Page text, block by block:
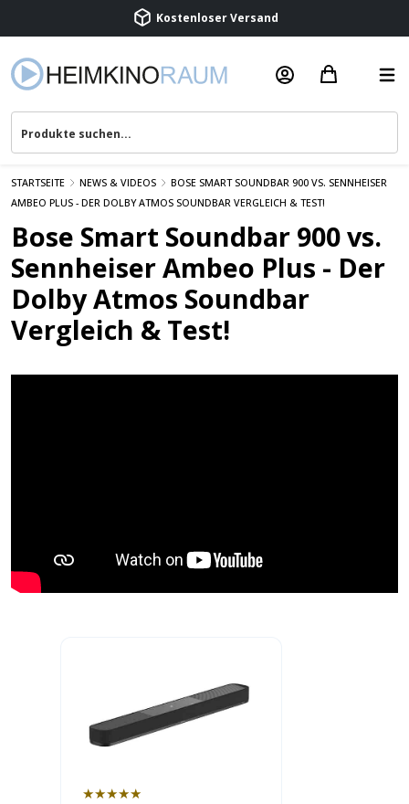
Kostenloser Versand
Beratung & Service
STARTSEITE NEWS & VIDEOS
BOSE SMART SOUNDBAR 900 VS. SENNHEISER
AMBEO PLUS - DER DOLBY ATMOS SOUNDBAR VERGLEICH & TEST!
Bose Smart Soundbar 900 vs.
Sennheiser Ambeo Plus - Der
Dolby Atmos Soundbar
Vergleich & Test!
★★★★★